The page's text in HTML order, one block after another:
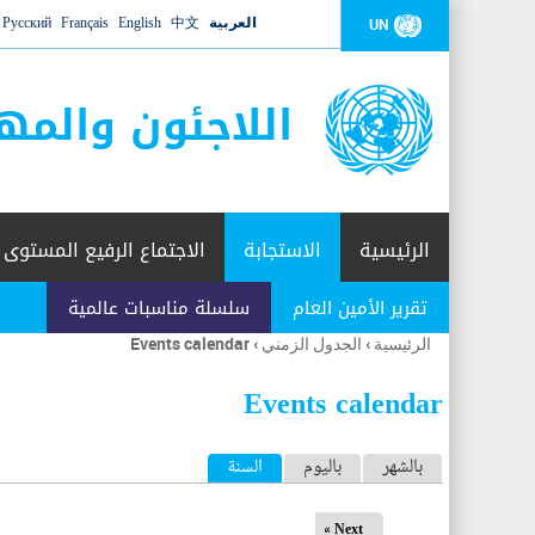
UN العربية 中文
English
Français
Русский
اللاجئون
الرئيسية الاستجابة
تقرير الأمين العام سلسلة مناسبات عالمية
الاجتماع الرفيع المستوى
أنت
هنا
الرئيسية › الجدول الزمني ›
Events calendar
Events calendar
ا بالشهر باليوم السنة (علامة التبويب النشطة)